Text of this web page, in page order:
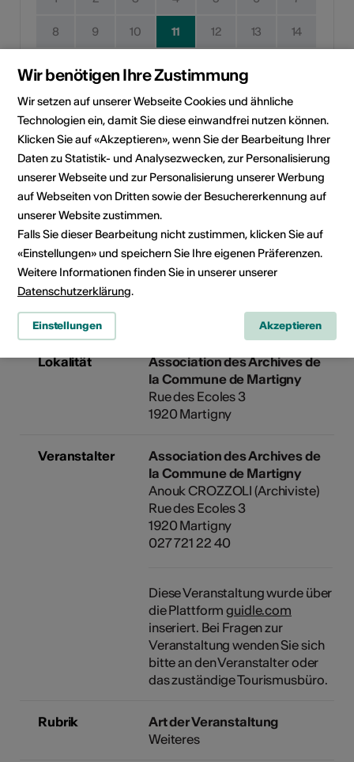
8 9 10 11 12 13 14
22 23 24 25 26 27 28
29 30
Durchführungsdatum
Kein Durchführungsdatum
Klicken Sie auf ein Datum, um die Veranstaltung Ihrem
persönlichen Kalender hinzuzufügen.
Eventinformationen
Lokalität
Association des Archives de
la Commune de Martigny
Rue des Ecoles 3
1920 Martigny
Veranstalter
Association des Archives de
la Commune de Martigny
Anouk CROZZOLI (Archiviste)
Rue des Ecoles 3
1920 Martigny
027 721 22 40
Diese Veranstaltung wurde über
die Plattformguidle.com
inseriert. Bei Fragen zur
Veranstaltung wenden Sie sich
bitte an den Veranstalter oder
das zuständige Tourismusbüro.
Rubrik
Art der Veranstaltung
Weiteres
Wir benötigen Ihre Zustimmung
Wir setzen auf unserer Webseite Cookies und ähnliche
Technologien ein, damit Sie diese einwandfrei nutzen können.
Klicken Sie auf «Akzeptieren», wenn Sie der Bearbeitung Ihrer
Daten zu Statistik- und Analysezwecken, zur Personalisierung
unserer Webseite und zur Personalisierung unserer Werbung
auf Webseiten von Dritten sowie der Besuchererkennung auf
unserer Website zustimmen.
Falls Sie dieser Bearbeitung nicht zustimmen, klicken Sie auf
«Einstellungen» und speichern Sie Ihre eigenen Präferenzen.
Weitere Informationen finden Sie in unserer unserer
Datenschutzerklärung.
Einstellungen Akzeptieren